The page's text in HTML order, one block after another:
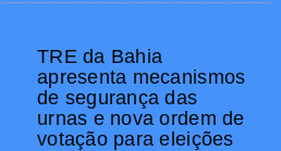
TRE da Bahia
apresenta mecanismos
de segurança das
urnas e nova ordem de
votação para eleições